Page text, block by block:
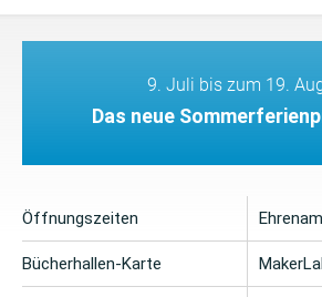
9. Juli bis zum 19.
Das neue
Öffnungszeiten
Bücherhallen-Karte